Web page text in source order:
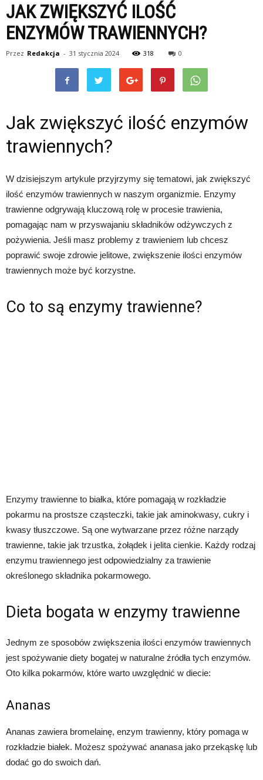
JAK ZWIĘKSZYĆ ILOŚĆ
ENZYMÓW TRAWIENNYCH?
Przez Redakcja - 31 stycznia 2024 318 0
Jak zwiększyć ilość enzymów
trawiennych?
W dzisiejszym artykule przyjrzymy się tematowi, jak zwiększyć
ilość enzymów trawiennych w naszym organizmie. Enzymy
trawienne odgrywają kluczową rolę w procesie trawienia,
pomagając nam w przyswajaniu składników odżywczych z
pożywienia. Jeśli masz problemy z trawieniem lub chcesz
poprawić swoje zdrowie jelitowe, zwiększenie ilości enzymów
trawiennych może być korzystne.
Co to są enzymy trawienne?
Enzymy trawienne to białka, które pomagają w rozkładzie
pokarmu na prostsze cząsteczki, takie jak aminokwasy, cukry i
kwasy tłuszczowe. Są one wytwarzane przez różne narządy
trawienne, takie jak trzustka, żołądek i jelita cienkie. Każdy rodzaj
enzymu trawiennego jest odpowiedzialny za trawienie
określonego składnika pokarmowego.
Dieta bogata w enzymy trawienne
Jednym ze sposobów zwiększenia ilości enzymów trawiennych
jest spożywanie diety bogatej w naturalne źródła tych enzymów.
Oto kilka pokarmów, które warto uwzględnić w diecie:
Ananas
Ananas zawiera bromelainę, enzym trawienny, który pomaga w
rozkładzie białek. Możesz spożywać ananasa jako przekąskę lub
dodać go do swoich dań.